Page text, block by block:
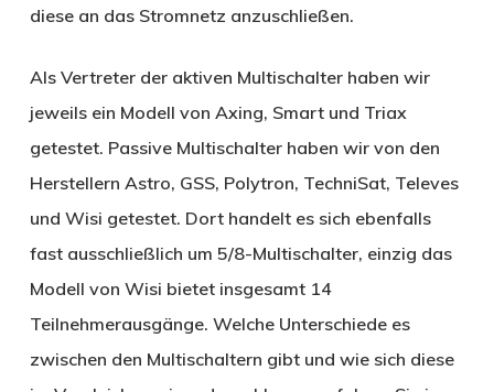
diese an das Stromnetz anzuschließen.
Als Vertreter der aktiven Multischalter haben wir
jeweils ein Modell von Axing, Smart und Triax
getestet. Passive Multischalter haben wir von den
Herstellern Astro, GSS, Polytron, TechniSat, Televes
und Wisi getestet. Dort handelt es sich ebenfalls
fast ausschließlich um 5/8-Multischalter, einzig das
Modell von Wisi bietet insgesamt 14
Teilnehmerausgänge. Welche Unterschiede es
zwischen den Multischaltern gibt und wie sich diese